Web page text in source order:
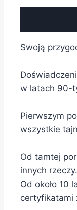
Swoją
w latach 90-
Pierwszym
wszystkie
Od tamtej
innych rzeczy.
Od około 10
certyfikatami